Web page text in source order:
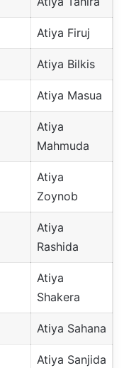
Atiya Firuj
Atiya Bilkis
Atiya Masua
Atiya
Mahmuda
Atiya
Zoynob
Atiya
Rashida
Atiya
Shakera
Atiya Sahana
Atiya Sanjida